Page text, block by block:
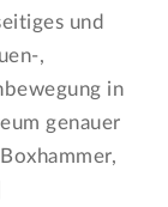
und
,
in
genauer